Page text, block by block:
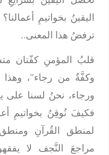
اليقينُ بخواتيمِ
ترفضُ هذا المعنى..
قلبُ المؤمنِ كفّتان
وكفَّةٌ من رجاء"، وهذا
ورجاء، نحنُ لسنا على
فكيفَ نُوقِنُ بخواتيمِ
لمنطق القُرآنِ ومنطق
مراجعَ النَّجف لا